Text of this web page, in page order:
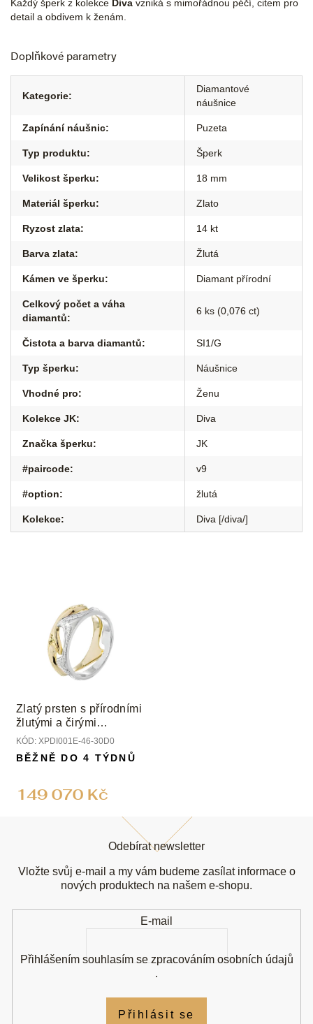
Každý šperk z kolekce Diva vzniká s mimořádnou péčí, citem pro
detail a obdivem k ženám.
Doplňkové parametry
Kategorie:
Diamantové
náušnice
Zapínání náušnic: Puzeta
Typ produktu: Šperk
Velikost šperku: 18 mm
Materiál šperku: Zlato
Ryzost zlata: 14 kt
Barva zlata: Žlutá
Kámen ve šperku: Diamant přírodní
Celkový počet a váha
diamantů:
6 ks (0,076 ct)
Čistota a barva diamantů: SI1/G
Typ šperku: Náušnice
Vhodné pro: Ženu
Kolekce JK: Diva
Značka šperku: JK
#paircode: v9
#option: žlutá
Kolekce: Diva [/diva/]
Zlatý prsten s přírodními
žlutými a čirými
diamanty
KÓD: XPDI001E-46-30D0
149 070 Kč
BĚŽNĚ DO 4 TÝDNŮ
Odebírat newsletter
Vložte svůj e-mail a my vám budeme zasílat informace o
nových produktech na našem e-shopu.
E-mail
Přihlášením souhlasím se zpracováním osobních údajů
.
Přihlásit se